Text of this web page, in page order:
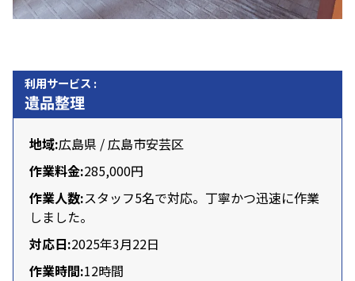
利用サービス :
遺品整理
地域:広島県 / 広島市安芸区
作業料金:285,000円
作業人数:スタッフ5名で対応。丁寧かつ迅速に作業
しました。
対応日:2025年3月22日
作業時間:12時間